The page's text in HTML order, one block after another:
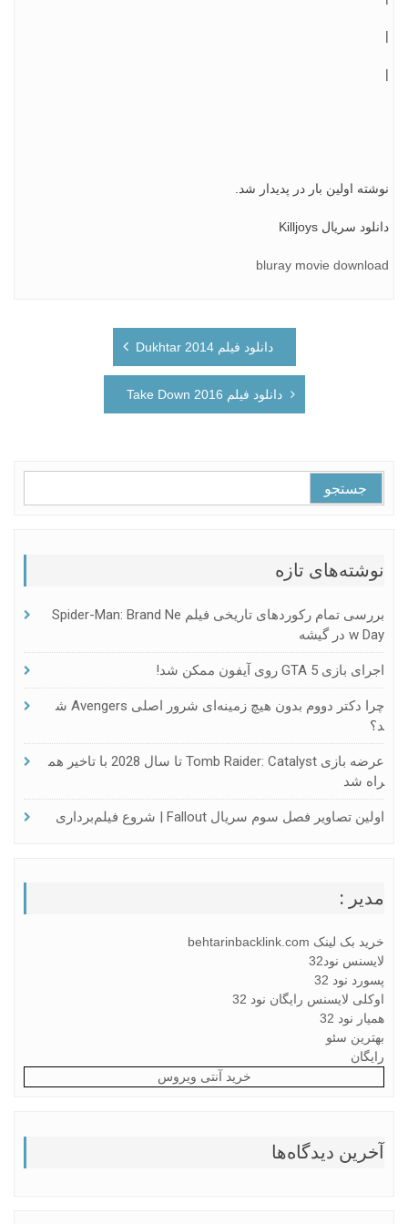
|
|
نوشته اولین بار در پدیدار شد.
دانلود سریال Killjoys
bluray movie download
دانلود فیلم Dukhtar 2014
دانلود فیلم Take Down 2016
برای:
نوشته‌های تازه
بررسی تمام رکوردهای تاریخی فیلم Spider-Man: Brand Ne
W Day در گیشه
اجرای بازی GTA 5 روی آیفون ممکن شد!
چرا دکتر دووم بدون هیچ زمینه‌ای شرور اصلی Avengers ش
د؟
عرضه بازی Tomb Raider: Catalyst تا سال 2028 با تاخیر هم
راه شد
اولین تصاویر فصل سوم سریال Fallout | شروع فیلم‌برداری
مدیر :
خرید بک لینک behtarinbacklink.com
لایسنس نود32
پسورد نود 32
اوکلی لایسنس رایگان نود 32
همیار نود 32
بهترین سئو
رایگان
خرید آنتی ویروس
آخرین دیدگاه‌ها